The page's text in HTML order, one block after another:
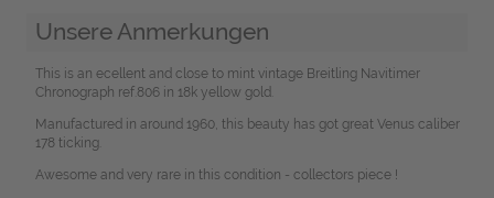
Unsere Anmerkungen
This is an ecellent and close to mint vintage Breitling Navitimer
Chronograph ref.806 in 18k yellow gold.
Manufactured in around 1960, this beauty has got great Venus caliber
178 ticking.
Awesome and very rare in this condition - collectors piece !